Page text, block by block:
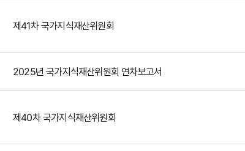
제41차 국가지식재산위원회
2025년 국가지식재산위원회 연차보고서
제40차 국가지식재산위원회